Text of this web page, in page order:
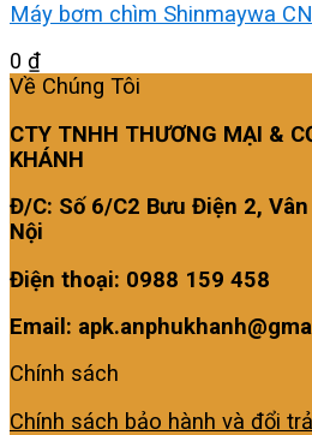
Máy bơm chìm Shinmaywa
0 ₫
Về Chúng Tôi
CTY TNHH THƯƠNG MẠI &
KHÁNH
Đ/C: Số 6/C2 Bưu Điện 2,
Nội
Điện thoại: 0988 159 458
Email:
Chính sách
Chính sách bảo hành và đổi trả